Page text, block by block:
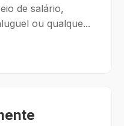
de salário,
ou qualque...